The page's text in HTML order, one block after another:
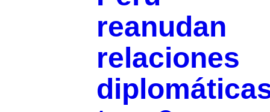
reanudan
relaciones